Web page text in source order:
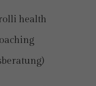
health